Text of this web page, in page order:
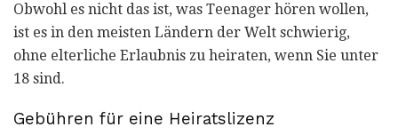
Obwohl es nicht das ist, was Teenager hören wollen,
ist es in den meisten Ländern der Welt schwierig,
ohne elterliche Erlaubnis zu heiraten, wenn Sie unter
18 sind.
Gebühren für eine Heiratslizenz